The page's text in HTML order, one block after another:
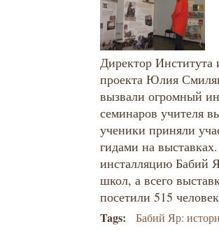
Директор Института
проекта Юлия
вызвали огромный
семинаров учителя
ученики приняли
гидами на
инсталляцию Бабий
школ, а всего
посетили 515
Tags: Бабий Яр: